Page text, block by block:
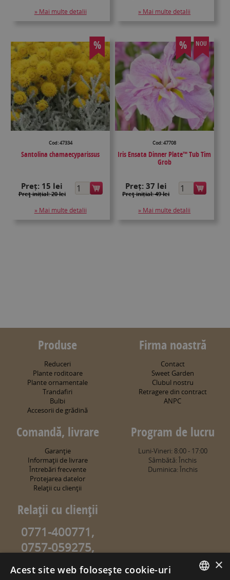
» Mai multe detalii » Mai multe detalii
%
Cod: 47334
Santolina chamaecyparissus
Preț: 15 lei
Preţ inițial: 20 lei
» Mai multe detalii
% NOU
Cod: 47708
Iris Ensata Dinner Plate™ Tub Tim
Grob
Preț: 37 lei
Preţ inițial: 49 lei
» Mai multe detalii
Produse
Reduceri
Plante roditoare
Plante ornamentale
Trandafiri
Bulbi
Accesorii de grădină
Firma noastră
Contact
Sweet Garden
Clubul nostru
Retragere din contract
ANPC
Comandă, livrare
Garanţie
Informaţii de livrare
Întrebări frecvente
Protejarea datelor
Relaţii cu clienţii
Program de lucru
Luni-Vineri: 8:00 - 17:00
Sâmbătă: Închis
Duminica: Închis
Relaţii cu clienţii
0771-400771,
0757-059275,
0757-059274
info@sweetgarden.ro
×
Acest site web folosește cookie-uri